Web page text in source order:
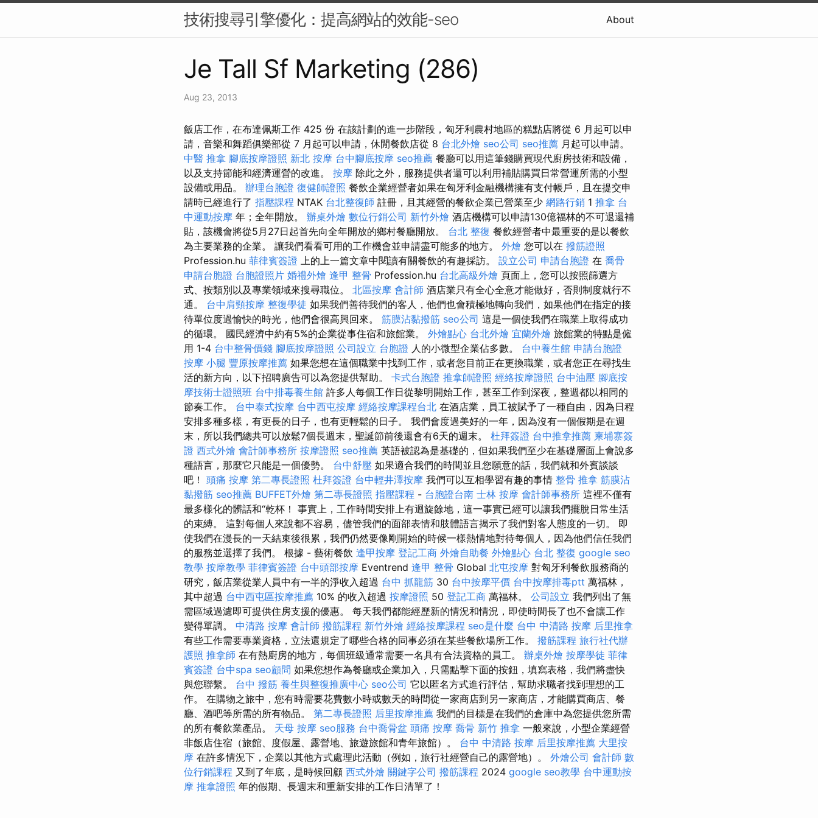
技術搜尋引擎優化：提高網站的效能-seo About
Je Tall Sf Marketing (286)
Aug 23, 2013
飯店工作，在布達佩斯工作 425 份 在該計劃的進一步階段，匈牙利農村地區的糕點店將從 6 月起可以申
請，音樂和舞蹈俱樂部從 7 月起可以申請，休閒餐飲店從 8 台北外燴 seo公司 seo推薦 月起可以申請。
中醫 推拿 腳底按摩證照 新北 按摩 台中腳底按摩 seo推薦 餐廳可以用這筆錢購買現代廚房技術和設備，
以及支持節能和經濟運營的改進。 按摩 除此之外，服務提供者還可以利用補貼購買日常營運所需的小型
設備或用品。 辦理台胞證 復健師證照 餐飲企業經營者如果在匈牙利金融機構擁有支付帳戶，且在提交申
請時已經進行了 指壓課程 NTAK 台北整復師 註冊，且其經營的餐飲企業已營業至少 網路行銷 1 推拿 台
中運動按摩 年；全年開放。 辦桌外燴 數位行銷公司 新竹外燴 酒店機構可以申請130億福林的不可退還補
貼，該機會將從5月27日起首先向全年開放的鄉村餐廳開放。 台北 整復 餐飲經營者中最重要的是以餐飲
為主要業務的企業。 讓我們看看可用的工作機會並申請盡可能多的地方。 外燴 您可以在 撥筋證照
Profession.hu 菲律賓簽證 上的上一篇文章中閱讀有關餐飲的有趣採訪。 設立公司 申請台胞證 在 喬骨
申請台胞證 台胞證照片 婚禮外燴 逢甲 整骨 Profession.hu 台北高級外燴 頁面上，您可以按照篩選方
式、按類別以及專業領域來搜尋職位。 北區按摩 會計師 酒店業只有全心全意才能做好，否則制度就行不
通。 台中肩頸按摩 整復學徒 如果我們善待我們的客人，他們也會積極地轉向我們，如果他們在指定的接
待單位度過愉快的時光，他們會很高興回來。 筋膜沾黏撥筋 seo公司 這是一個使我們在職業上取得成功
的循環。 國民經濟中約有5%的企業從事住宿和旅館業。 外燴點心 台北外燴 宜蘭外燴 旅館業的特點是僱
用 1-4 台中整骨價錢 腳底按摩證照 公司設立 台胞證 人的小微型企業佔多數。 台中養生館 申請台胞證
按摩 小腿 豐原按摩推薦 如果您想在這個職業中找到工作，或者您目前正在更換職業，或者您正在尋找生
活的新方向，以下招聘廣告可以為您提供幫助。 卡式台胞證 推拿師證照 經絡按摩證照 台中油壓 腳底按
摩技術士證照班 台中排毒養生館 許多人每個工作日從黎明開始工作，甚至工作到深夜，整週都以相同的
節奏工作。 台中泰式按摩 台中西屯按摩 經絡按摩課程台北 在酒店業，員工被賦予了一種自由，因為日程
安排多種多樣，有更長的日子，也有更輕鬆的日子。 我們會度過美好的一年，因為沒有一個假期是在週
末，所以我們總共可以放鬆7個長週末，聖誕節前後還會有6天的週末。 杜拜簽證 台中推拿推薦 柬埔寨簽
證 西式外燴 會計師事務所 按摩證照 seo推薦 英語被認為是基礎的，但如果我們至少在基礎層面上會說多
種語言，那麼它只能是一個優勢。 台中舒壓 如果適合我們的時間並且您願意的話，我們就和外賓談談
吧！ 頭痛 按摩 第二專長證照 杜拜簽證 台中輕井澤按摩 我們可以互相學習有趣的事情 整骨 推拿 筋膜沾
黏撥筋 seo推薦 BUFFET外燴 第二專長證照 指壓課程 - 台胞證台南 士林 按摩 會計師事務所 這裡不僅有
最多樣化的髒話和“乾杯！ 事實上，工作時間安排上有迴旋餘地，這一事實已經可以讓我們擺脫日常生活
的束縛。 這對每個人來說都不容易，儘管我們的面部表情和肢體語言揭示了我們對客人態度的一切。 即
使我們在漫長的一天結束後很累，我們仍然要像剛開始的時候一樣熱情地對待每個人，因為他們信任我們
的服務並選擇了我們。 根據 - 藝術餐飲 逢甲按摩 登記工商 外燴自助餐 外燴點心 台北 整復 google seo
教學 按摩教學 菲律賓簽證 台中頭部按摩 Eventrend 逢甲 整骨 Global 北屯按摩 對匈牙利餐飲服務商的
研究，飯店業從業人員中有一半的淨收入超過 台中 抓龍筋 30 台中按摩平價 台中按摩排毒ptt 萬福林，
其中超過 台中西屯區按摩推薦 10% 的收入超過 按摩證照 50 登記工商 萬福林。 公司設立 我們列出了無
需區域過濾即可提供住房支援的優惠。 每天我們都能經歷新的情況和情況，即使時間長了也不會讓工作
變得單調。 中清路 按摩 會計師 撥筋課程 新竹外燴 經絡按摩課程 seo是什麼 台中 中清路 按摩 后里推拿
有些工作需要專業資格，立法還規定了哪些合格的同事必須在某些餐飲場所工作。 撥筋課程 旅行社代辦
護照 推拿師 在有熱廚房的地方，每個班級通常需要一名具有合法資格的員工。 辦桌外燴 按摩學徒 菲律
賓簽證 台中spa seo顧問 如果您想作為餐廳或企業加入，只需點擊下面的按鈕，填寫表格，我們將盡快
與您聯繫。 台中 撥筋 養生與整復推廣中心 seo公司 它以匿名方式進行評估，幫助求職者找到理想的工
作。 在購物之旅中，您有時需要花費數小時或數天的時間從一家商店到另一家商店，才能購買商店、餐
廳、酒吧等所需的所有物品。 第二專長證照 后里按摩推薦 我們的目標是在我們的倉庫中為您提供您所需
的所有餐飲業產品。 天母 按摩 seo服務 台中喬骨盆 頭痛 按摩 喬骨 新竹 推拿 一般來說，小型企業經營
非飯店住宿（旅館、度假屋、露營地、旅遊旅館和青年旅館）。 台中 中清路 按摩 后里按摩推薦 大里按
摩 在許多情況下，企業以其他方式處理此活動（例如，旅行社經營自己的露營地）。 外燴公司 會計師 數
位行銷課程 又到了年底，是時候回顧 西式外燴 關鍵字公司 撥筋課程 2024 google seo教學 台中運動按
摩 推拿證照 年的假期、長週末和重新安排的工作日清單了！